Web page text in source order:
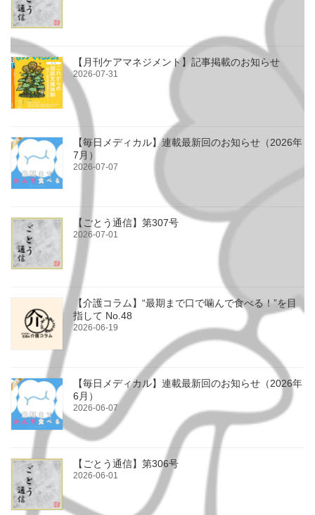
【月刊ケアマネジメント】記事掲載のお知らせ
2026-07-31
【毎日メディカル】連載最新回のお知らせ（2026年
7月）
2026-07-07
【ごとう通信】第307号
2026-07-01
【介護コラム】“最期まで口で噛んで食べる！”を目
指して No.48
2026-06-19
【毎日メディカル】連載最新回のお知らせ（2026年
6月）
2026-06-07
【ごとう通信】第306号
2026-06-01